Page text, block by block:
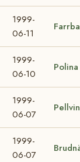
1999-
06-11
Farrba
1999-
06-10
Polina
1999-
06-07
1999-
06-07